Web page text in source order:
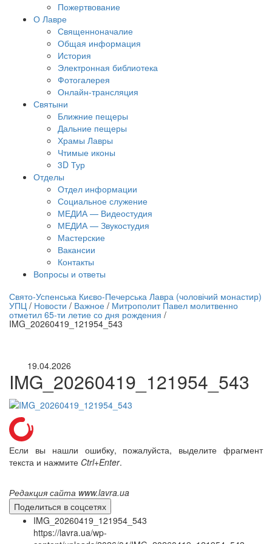
Пожертвование
О Лавре
Священноначалие
Общая информация
История
Электронная библиотека
Фотогалерея
Онлайн-трансляция
Святыни
Ближние пещеры
Дальние пещеры
Храмы Лавры
Чтимые иконы
3D Тур
Отделы
Отдел информации
Социальное служение
МЕДИА — Видеостудия
МЕДИА — Звукостудия
Мастерские
Вакансии
Контакты
Вопросы и ответы
трансляция | 12 сентября
трансляции
Свято-Успенська Києво-Печерська Лавра (чоловічий монастир)
УПЦ / Новости / Важное / Митрополит Павел молитвенно
отметил 65-ти летие со дня рождения /
IMG_20260419_121954_543
19.04.2026
IMG_20260419_121954_543
Если вы нашли ошибку, пожалуйста, выделите фрагмент
текста и нажмите Ctrl+Enter.
Редакция сайта www.lavra.ua
Поделиться в соцсетях
IMG_20260419_121954_543
https://lavra.ua/wp-